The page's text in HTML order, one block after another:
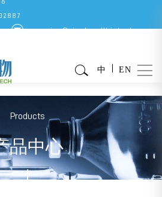
service@singlecellbiotech.com
中 EN
Products
品中心